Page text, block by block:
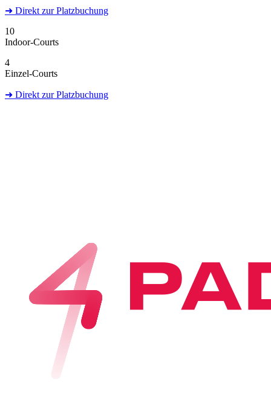
➜ Direkt zur Platzbuchung
10
Indoor-Courts
4
Einzel-Courts
➜ Direkt zur Platzbuchung